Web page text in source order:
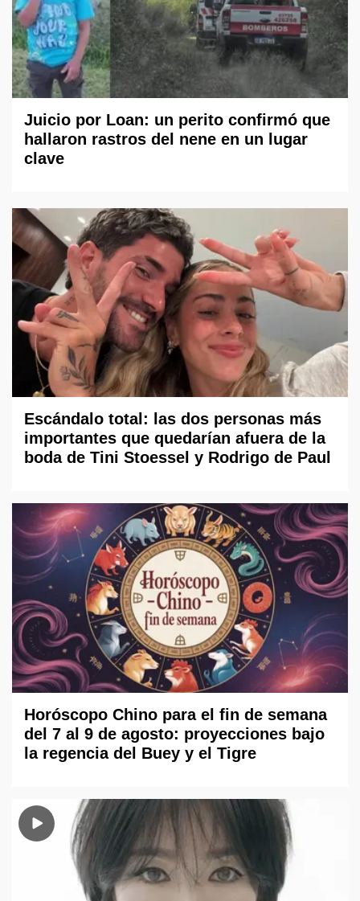
Juicio por Loan: un perito confirmó que
hallaron rastros del nene en un lugar
clave
Escándalo total: las dos personas más
importantes que quedarían afuera de la
boda de Tini Stoessel y Rodrigo de Paul
Horóscopo Chino para el fin de semana
del 7 al 9 de agosto: proyecciones bajo
la regencia del Buey y el Tigre